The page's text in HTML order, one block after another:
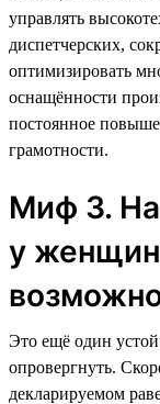
управлять
диспетчерских,
оптимизировать
оснащённости
постоянное
грамотности.
Миф 3.
у
Это ещё один
опровергнуть.
декларируемом